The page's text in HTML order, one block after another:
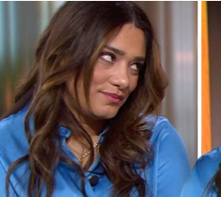
lanserade SVT:s
ett direktsänt ...